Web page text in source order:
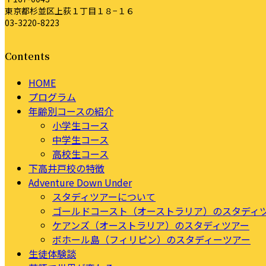
東京都杉並区上荻１丁目１８−１６
03-3220-8223
Contents
HOME
プログラム
年齢別コースの紹介
小学生コース
中学生コース
高校生コース
下高井戸校の特徴
Adventure Down Under
スタディツアーについて
ゴールドコースト（オーストラリア）のスタディ
ケアンズ（オーストラリア）のスタディツアー
ボホール島（フィリピン）のスタディーツアー
生徒体験談